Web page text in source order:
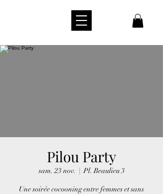
Pilou Party
sam. 23 nov.
  |
Pl. Beaulieu 3
Une soirée cocooning entre femmes et sans